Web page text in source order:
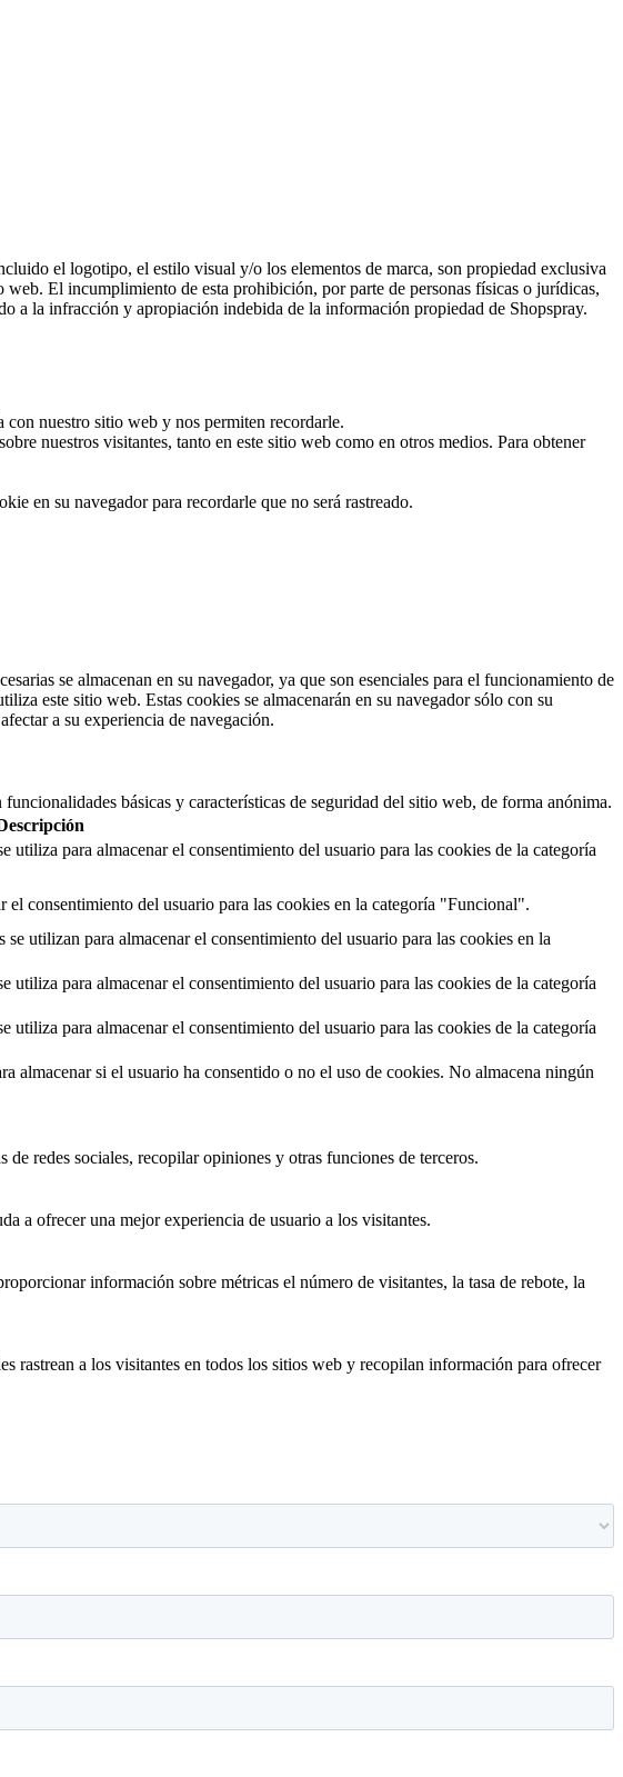
el logotipo, el estilo visual y/o los elementos de marca, son propiedad exclusiva
El incumplimiento de esta prohibición, por parte de personas físicas o jurídicas,
a la infracción y apropiación indebida de la información propiedad de Shopspray.
nuestro sitio web y nos permiten recordarle.
nuestros visitantes, tanto en este sitio web como en otros medios. Para obtener
en su navegador para recordarle que no será rastreado.
se almacenan en su navegador, ya que son esenciales para el funcionamiento de
este sitio web. Estas cookies se almacenarán en su navegador sólo con su
a su experiencia de navegación.
básicas y características de seguridad del sitio web, de forma anónima.
para almacenar el consentimiento del usuario para las cookies de la categoría
consentimiento del usuario para las cookies en la categoría "Funcional".
utilizan para almacenar el consentimiento del usuario para las cookies en la
para almacenar el consentimiento del usuario para las cookies de la categoría
para almacenar el consentimiento del usuario para las cookies de la categoría
si el usuario ha consentido o no el uso de cookies. No almacena ningún
redes sociales, recopilar opiniones y otras funciones de terceros.
a ofrecer una mejor experiencia de usuario a los visitantes.
información sobre métricas el número de visitantes, la tasa de rebote, la
rastrean a los visitantes en todos los sitios web y recopilan información para ofrecer